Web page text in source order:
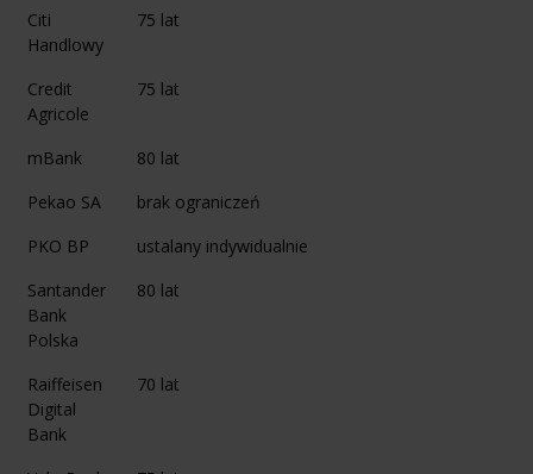
Citi
Handlowy
75 lat
Credit
Agricole
75 lat
mBank
80 lat
Pekao SA
brak ograniczeń
PKO BP
ustalany indywidualnie
Santander
Bank
Polska
80 lat
Raiffeisen
Digital
Bank
70 lat